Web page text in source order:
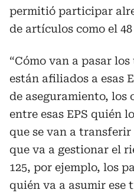
permitió participar
de artículos como el 48
“Cómo van a pasar
están afiliados a esas
de aseguramiento, los
entre esas EPS quién
que se van a
que va a gestionar el
125, por ejemplo, los
quién va a asumir ese